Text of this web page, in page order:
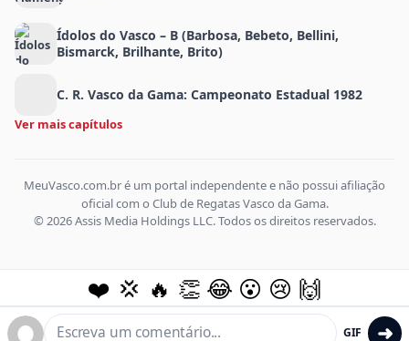
Ídolos do Vasco – B (Barbosa, Bebeto, Bellini,
Bismarck, Brilhante, Brito)
C. R. Vasco da Gama: Campeonato Estadual 1982
Ver mais capítulos
MeuVasco.com.br é um portal independente e não possui afiliação
oficial com o Club de Regatas Vasco da Gama.
© 2026 Assis Media Holdings LLC. Todos os direitos reservados.
GIF ➜
❤️ 💢 🔥 👏 😂 😮 😢 🙌